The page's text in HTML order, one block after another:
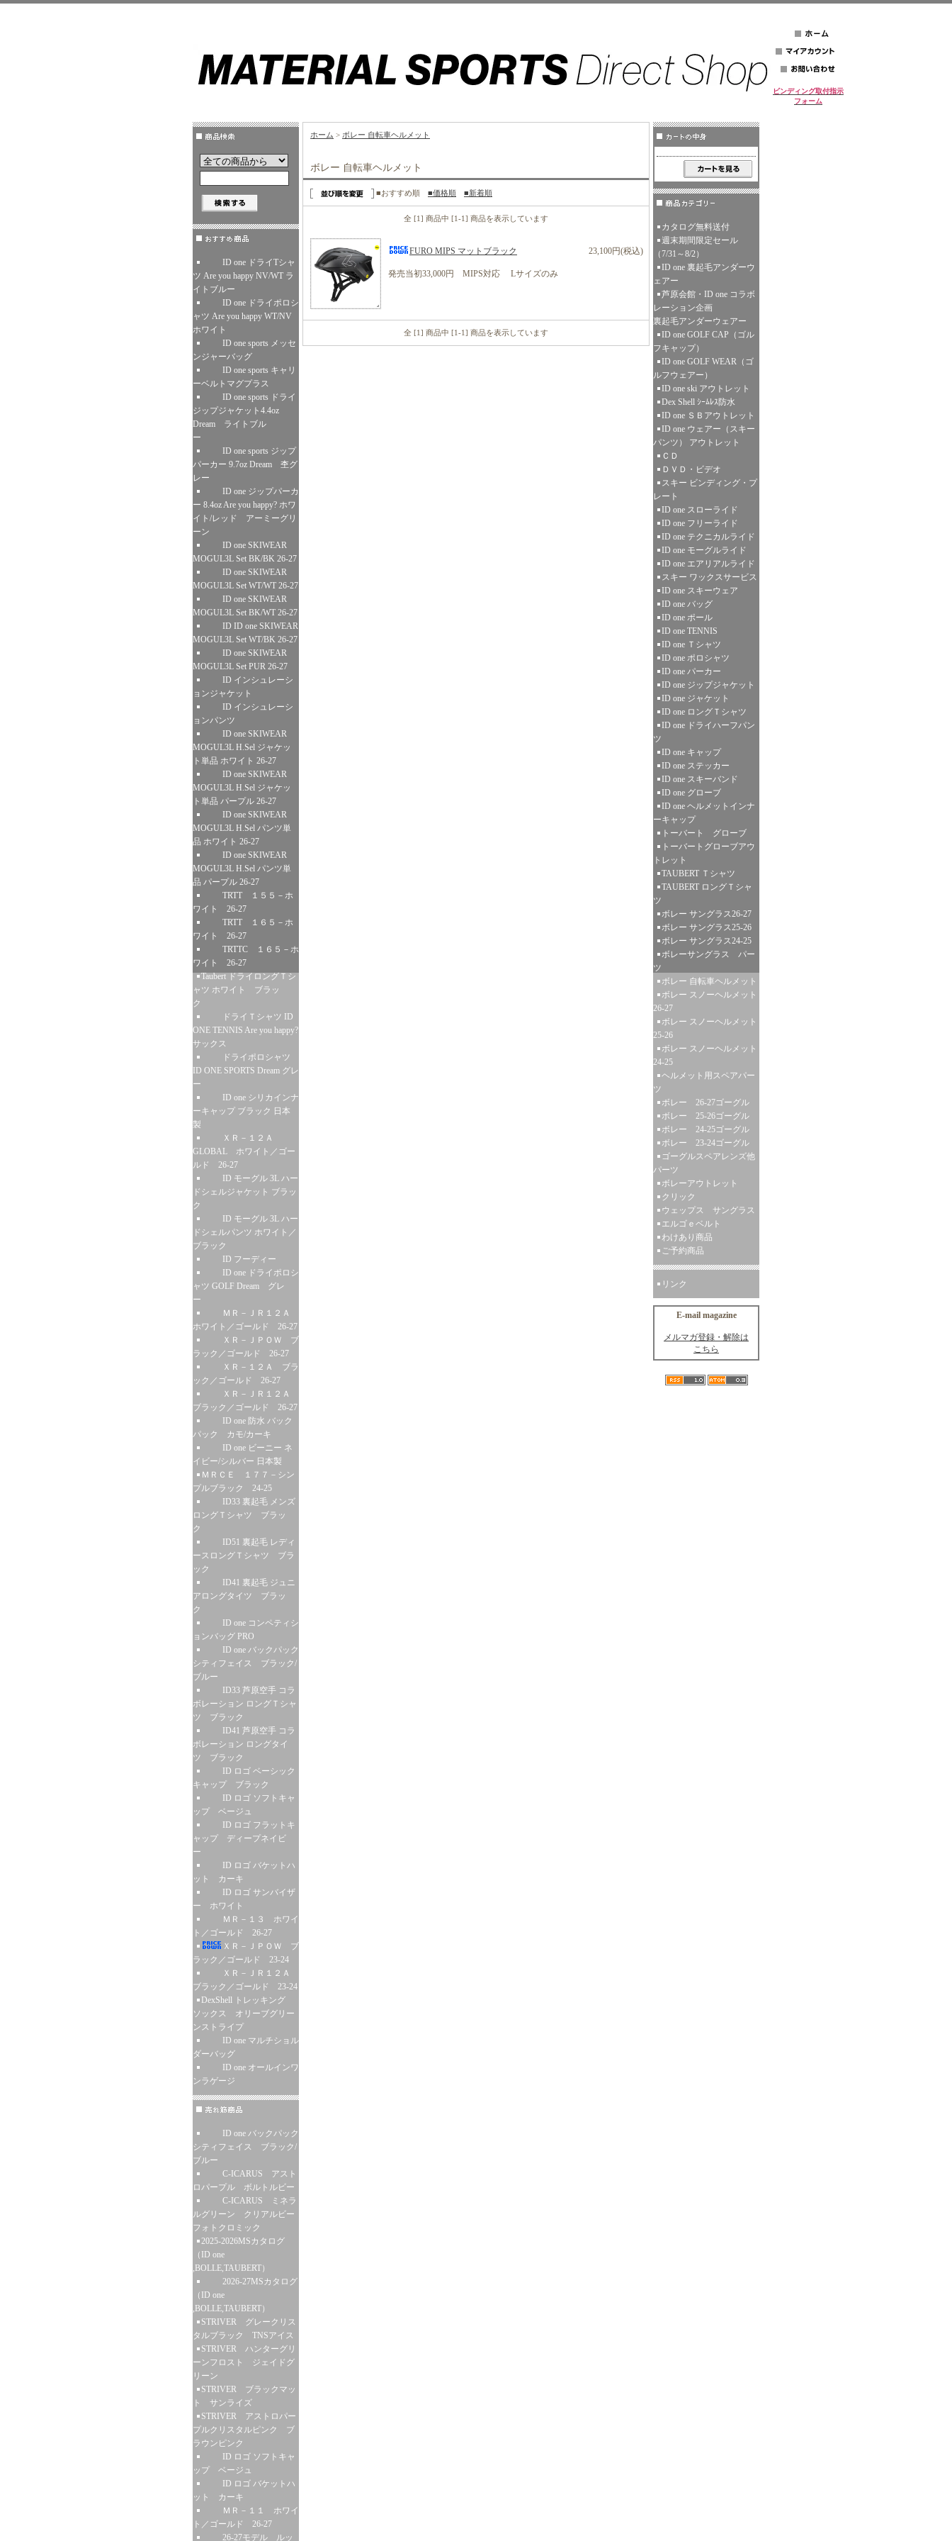
ビンディング取付指示
フォーム
ID one ドライTシャ
ツ Are you happy NV/WT ラ
イトブルー
ID one ドライポロシ
ャツ Are you happy WT/NV
ホワイト
ID one sports メッセ
ンジャーバッグ
ID one sports キャリ
ーベルトマグプラス
ID one sports ドライ
ジップジャケット4.4oz
Dream ライトブル
ー
ID one sports ジップ
パーカー 9.7oz Dream 杢グ
レー
ID one ジップパーカ
ー 8.4oz Are you happy? ホワ
イト/レッド アーミーグリ
ーン
ID one SKIWEAR
MOGUL3L Set BK/BK 26-27
ID one SKIWEAR
MOGUL3L Set WT/WT 26-27
ID one SKIWEAR
MOGUL3L Set BK/WT 26-27
ID ID one SKIWEAR
MOGUL3L Set WT/BK 26-27
ID one SKIWEAR
MOGUL3L Set PUR 26-27
ID インシュレーシ
ョンジャケット
ID インシュレーシ
ョンパンツ
ID one SKIWEAR
MOGUL3L H.Sel ジャケッ
ト単品 ホワイト 26-27
ID one SKIWEAR
MOGUL3L H.Sel ジャケッ
ト単品 パープル 26-27
ID one SKIWEAR
MOGUL3L H.Sel パンツ単
品 ホワイト 26-27
ID one SKIWEAR
MOGUL3L H.Sel パンツ単
品 パープル 26-27
TRTT １５５－ホ
ワイト 26-27
TRTT １６５－ホ
ワイト 26-27
TRTTC １６５－ホ
ワイト 26-27
Taubert ドライロングＴシ
ャツ ホワイト ブラッ
ク
ドライＴシャツ ID
ONE TENNIS Are you happy?
サックス
ドライポロシャツ
ID ONE SPORTS Dream グレ
ー
ID one シリカインナ
ーキャップ ブラック 日本
製
ＸＲ－１２Ａ
GLOBAL ホワイト／ゴー
ルド 26-27
ID モーグル 3L ハー
ドシェルジャケット ブラッ
ク
ID モーグル 3L ハー
ドシェルパンツ ホワイト／
ブラック
ID フーディー
ID one ドライポロシ
ャツ GOLF Dream グレ
ー
ＭＲ－ＪＲ１２Ａ
ホワイト／ゴールド 26-27
ＸＲ－ＪＰＯＷ ブ
ラック／ゴールド 26-27
ＸＲ－１２Ａ ブラ
ック／ゴールド 26-27
ＸＲ－ＪＲ１２Ａ
ブラック／ゴールド 26-27
ID one 防水 バック
パック カモ/カーキ
ID one ビーニー ネ
イビー/シルバー 日本製
ＭＲＣＥ １７７－シン
プルブラック 24-25
ID33 裏起毛 メンズ
ロングＴシャツ ブラッ
ク
ID51 裏起毛 レディ
ースロングＴシャツ ブラ
ック
ID41 裏起毛 ジュニ
アロングタイツ ブラッ
ク
ID one コンペティシ
ョンバッグ PRO
ID one バックパック
シティフェイス ブラック/
ブルー
ID33 芦原空手 コラ
ボレーション ロングＴシャ
ツ ブラック
ID41 芦原空手 コラ
ボレーション ロングタイ
ツ ブラック
ID ロゴ ベーシック
キャップ ブラック
ID ロゴ ソフトキャ
ップ ベージュ
ID ロゴ フラットキ
ャップ ディープネイビ
ー
ID ロゴ バケットハ
ット カーキ
ID ロゴ サンバイザ
ー ホワイト
ＭＲ－１３ ホワイ
ト／ゴールド 26-27
ＸＲ－ＪＰＯＷ ブ
ラック／ゴールド 23-24
ＸＲ－ＪＲ１２Ａ
ブラック／ゴールド 23-24
DexShell トレッキング
ソックス オリーブグリー
ンストライプ
ID one マルチショル
ダーバッグ
ID one オールインワ
ンラゲージ
ID one バックパック
シティフェイス ブラック/
ブルー
C-ICARUS アスト
ロパープル ボルトルビー
C-ICARUS ミネラ
ルグリーン クリアルビー
フォトクロミック
2025-2026MSカタログ
（ID one
,BOLLE,TAUBERT）
2026-27MSカタログ
（ID one
,BOLLE,TAUBERT）
STRIVER グレークリス
タルブラック TNSアイス
STRIVER ハンターグリ
ーンフロスト ジェイドグ
リーン
STRIVER ブラックマッ
ト サンライズ
STRIVER アストロパー
プルクリスタルピンク ブ
ラウンピンク
ID ロゴ ソフトキャ
ップ ベージュ
ID ロゴ バケットハ
ット カーキ
ＭＲ－１１ ホワイ
ト／ゴールド 26-27
26-27モデル ルッ
ホーム > ボレー 自転車ヘルメット
ボレー 自転車ヘルメット
■おすすめ順 ■価格順 ■新着順
全 [1] 商品中 [1-1] 商品を表示しています
FURO MIPS マットブラック 23,100円(税込)
発売当初33,000円 MIPS対応 Lサイズのみ
全 [1] 商品中 [1-1] 商品を表示しています
カタログ無料送付
週末期間限定セール
（7/31～8/2）
ID one 裏起毛アンダーウ
ェアー
芦原会館・ID one コラボ
レーション企画
裏起毛アンダーウェアー
ID one GOLF CAP（ゴル
フキャップ）
ID one GOLF WEAR（ゴ
ルフウェアー）
ID one ski アウトレット
Dex Shell ｼｰﾑﾚｽ防水
ID one ＳＢアウトレット
ID one ウェアー（スキー
パンツ） アウトレット
ＣＤ
ＤＶＤ・ビデオ
スキー ビンディング・プ
レート
ID one スローライド
ID one フリーライド
ID one テクニカルライド
ID one モーグルライド
ID one エアリアルライド
スキー ワックスサービス
ID one スキーウェア
ID one バッグ
ID one ポール
ID one TENNIS
ID one Ｔシャツ
ID one ポロシャツ
ID one パーカー
ID one ジップジャケット
ID one ジャケット
ID one ロングＴシャツ
ID one ドライハーフパン
ツ
ID one キャップ
ID one ステッカー
ID one スキーバンド
ID one グローブ
ID one ヘルメットインナ
ーキャップ
トーバート グローブ
トーバートグローブアウ
トレット
TAUBERT Ｔシャツ
TAUBERT ロングＴシャ
ツ
ボレー サングラス26-27
ボレー サングラス25-26
ボレー サングラス24-25
ボレーサングラス パー
ツ
ボレー 自転車ヘルメット
ボレー スノーヘルメット
26-27
ボレー スノーヘルメット
25-26
ボレー スノーヘルメット
24-25
ヘルメット用スペアパー
ツ
ボレー 26-27ゴーグル
ボレー 25-26ゴーグル
ボレー 24-25ゴーグル
ボレー 23-24ゴーグル
ゴーグルスペアレンズ他
パーツ
ボレーアウトレット
クリック
ウェップス サングラス
エルゴｅベルト
わけあり商品
ご予約商品
リンク
E-mail magazine
メルマガ登録・解除は
こちら